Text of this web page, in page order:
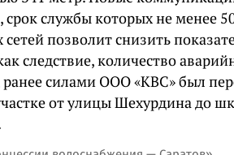
службы которых не менее
позволит снизить
следствие, количество
силами ООО «КВС» был
от улицы Шехурдина до